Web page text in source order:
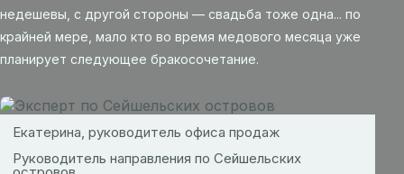
недешевы, с другой стороны — свадьба тоже одна... по
крайней мере, мало кто во время медового месяца уже
планирует следующее бракосочетание.
Екатерина, руководитель офиса продаж
Руководитель направления по Сейшельских